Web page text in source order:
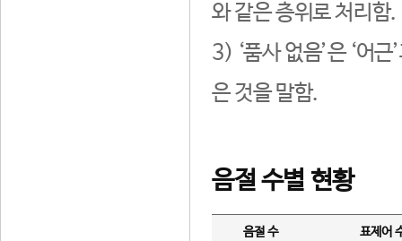
와 같은 층위로 처리함.
3) ‘품사 없음’은 ‘어
은 것을 말함.
음절 수별 현황
음절 수 표제어